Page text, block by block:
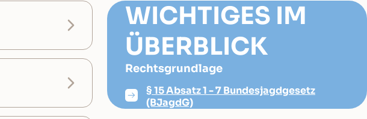
WICHTIGES IM
ÜBERBLICK
Rechtsgrundlage
§ 15 Absatz 1 - 7 Bundesjagdgesetz
(BJagdG)